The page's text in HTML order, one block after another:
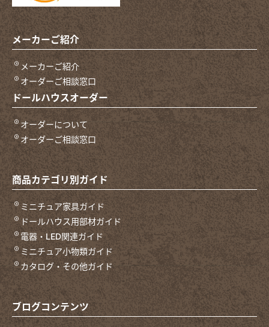
メーカーご紹介
メーカーご紹介
オーダーご相談窓口
ドールハウスオーダー
オーダーについて
オーダーご相談窓口
商品カテゴリ別ガイド
ミニチュア家具ガイド
ドールハウス用部材ガイド
電器・LED関連ガイド
ミニチュア小物類ガイド
カタログ・その他ガイド
ブログコンテンツ